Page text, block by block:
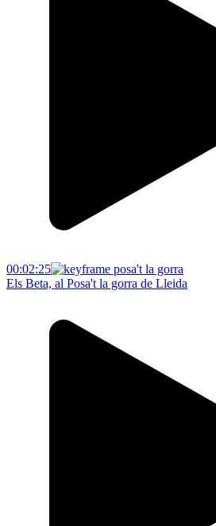
00:02:25
Els Beta, al Posa't la gorra de Lleida